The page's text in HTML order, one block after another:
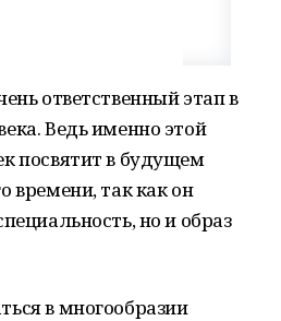
ответственный этап в
Ведь именно этой
посвятит в будущем
времени, так как он
но и образ
в многообразии